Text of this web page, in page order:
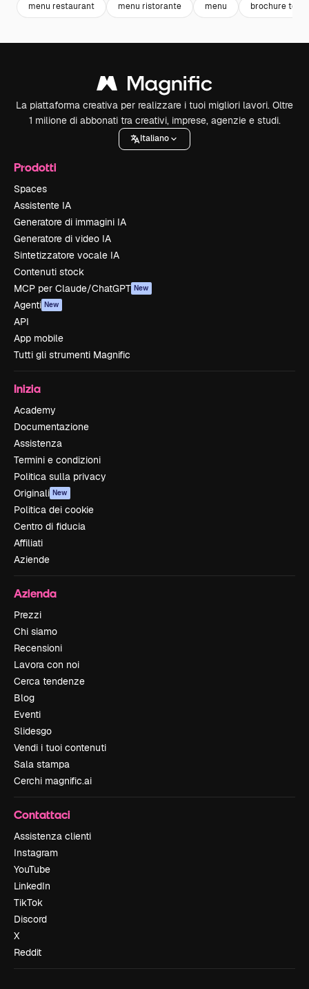
menu restaurant menu ristorante menu brochure
La piattaforma creativa per realizzare i tuoi migliori lavori. Oltre
1 milione di abbonati tra creativi, imprese, agenzie e studi.
Italiano
Prodotti
Spaces
Assistente IA
Generatore di immagini IA
Generatore di video IA
Sintetizzatore vocale IA
Contenuti stock
MCP per Claude/ChatGPT New
Agenti New
API
App mobile
Tutti gli strumenti Magnific
Inizia
Academy
Documentazione
Assistenza
Termini e condizioni
Politica sulla privacy
Originali New
Politica dei cookie
Centro di fiducia
Affiliati
Aziende
Azienda
Prezzi
Chi siamo
Recensioni
Lavora con noi
Cerca tendenze
Blog
Eventi
Slidesgo
Vendi i tuoi contenuti
Sala stampa
Cerchi magnific.ai
Contattaci
Assistenza clienti
Instagram
YouTube
LinkedIn
TikTok
Discord
X
Reddit